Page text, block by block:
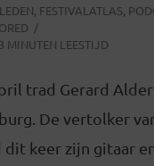
, FESTIVALATLAS,
3 MINUTEN LEESTIJD
trad Gerard
De vertolker
dit keer zijn gitaar